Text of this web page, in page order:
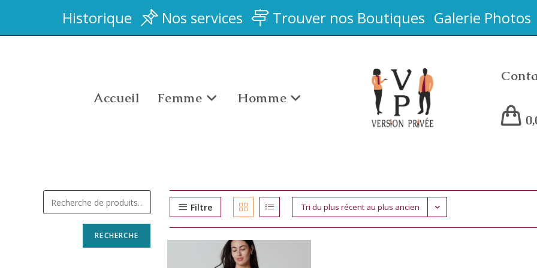
Historique Nos services Trouver nos Boutiques Galerie Photos
Accueil Femme Homme
RECHERCHE
Filtre Tri du plus récent au plus ancien